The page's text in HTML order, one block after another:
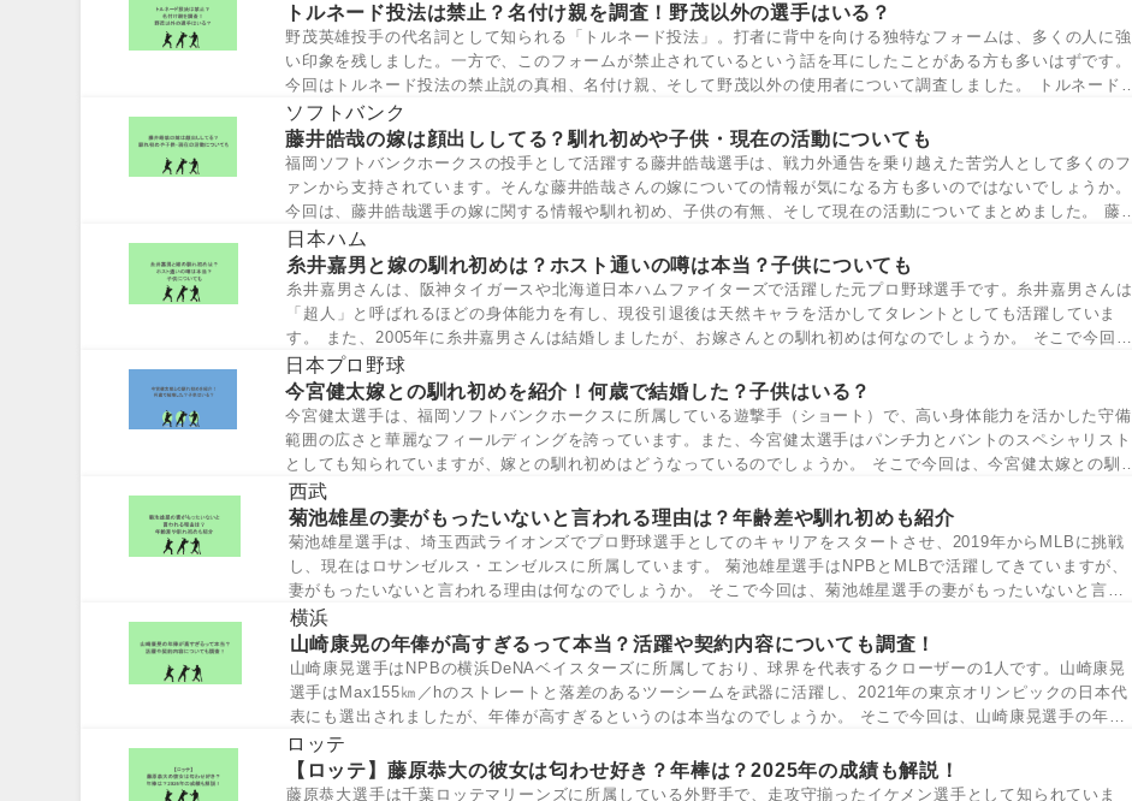
トルネード投法は禁止？名付け親を調査！野茂以外の選手はいる？
野茂英雄投手の代名詞として知られる「トルネード投法」。打者に背中を向ける独特なフォームは、多くの人に強
い印象を残しました。一方で、このフォームが禁止されているという話を耳にしたことがある方も多いはずです。
今回はトルネード投法の禁止説の真相、名付け親、そして野茂以外の使用者について調査しました。 トルネード投
法は禁止なの...
ソフトバンク
藤井皓哉の嫁は顔出ししてる？馴れ初めや子供・現在の活動についても
福岡ソフトバンクホークスの投手として活躍する藤井皓哉選手は、戦力外通告を乗り越えた苦労人として多くのフ
ァンから支持されています。そんな藤井皓哉さんの嫁についての情報が気になる方も多いのではないでしょうか。
今回は、藤井皓哉選手の嫁に関する情報や馴れ初め、子供の有無、そして現在の活動についてまとめました。 藤井
皓哉選手のプ...
日本ハム
糸井嘉男と嫁の馴れ初めは？ホスト通いの噂は本当？子供についても
糸井嘉男さんは、阪神タイガースや北海道日本ハムファイターズで活躍した元プロ野球選手です。糸井嘉男さんは
「超人」と呼ばれるほどの身体能力を有し、現役引退後は天然キャラを活かしてタレントとしても活躍していま
す。 また、2005年に糸井嘉男さんは結婚しましたが、お嫁さんとの馴れ初めは何なのでしょうか。 そこで今回
は、糸井嘉男...
日本プロ野球
今宮健太嫁との馴れ初めを紹介！何歳で結婚した？子供はいる？
今宮健太選手は、福岡ソフトバンクホークスに所属している遊撃手（ショート）で、高い身体能力を活かした守備
範囲の広さと華麗なフィールディングを誇っています。また、今宮健太選手はパンチ力とバントのスペシャリスト
としても知られていますが、嫁との馴れ初めはどうなっているのでしょうか。 そこで今回は、今宮健太嫁との馴れ
初めや何歳で...
西武
菊池雄星の妻がもったいないと言われる理由は？年齢差や馴れ初めも紹介
菊池雄星選手は、埼玉西武ライオンズでプロ野球選手としてのキャリアをスタートさせ、2019年からMLBに挑戦
し、現在はロサンゼルス・エンゼルスに所属しています。 菊池雄星選手はNPBとMLBで活躍してきていますが、
妻がもったいないと言われる理由は何なのでしょうか。 そこで今回は、菊池雄星選手の妻がもったいないと言わ
れる理...
横浜
山崎康晃の年俸が高すぎるって本当？活躍や契約内容についても調査！
山崎康晃選手はNPBの横浜DeNAベイスターズに所属しており、球界を代表するクローザーの1人です。山崎康晃
選手はMax155㎞／hのストレートと落差のあるツーシームを武器に活躍し、2021年の東京オリンピックの日本代
表にも選出されましたが、年俸が高すぎるというのは本当なのでしょうか。 そこで今回は、山崎康晃選手の年俸
が...
ロッテ
【ロッテ】藤原恭大の彼女は匂わせ好き？年棒は？2025年の成績も解説！
藤原恭大選手は千葉ロッテマリーンズに所属している外野手で、走攻守揃ったイケメン選手として知られていま